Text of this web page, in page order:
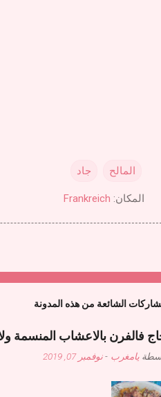
المالح جاد
المكان: Frankreich
الشائعة من هذه المدونة
فالفرن بالاعشاب المنسمة
يامغرب -نوفمبر 07, 2019